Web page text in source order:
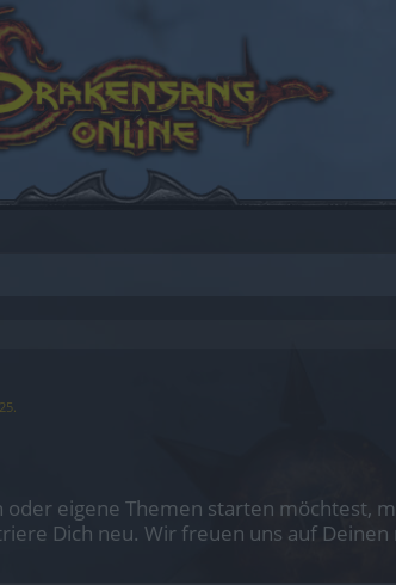
.
eigene Themen starten möchtest,
Dich neu. Wir freuen uns auf